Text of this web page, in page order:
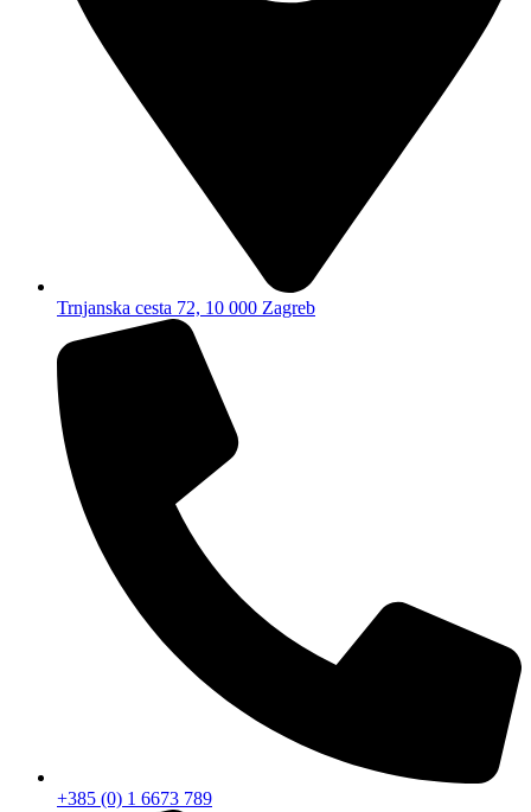
Trnjanska cesta 72, 10 000 Zagreb
+385 (0) 1 6673 789